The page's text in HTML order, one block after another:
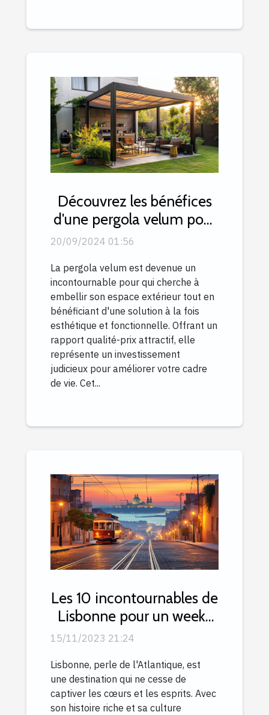
Découvrez les bénéfices
d'une pergola velum pour
le rapport qualité-prix
20/09/2024 01:56
La pergola velum est devenue un
incontournable pour qui cherche à
embellir son espace extérieur tout en
bénéficiant d'une solution à la fois
esthétique et fonctionnelle. Offrant un
rapport qualité-prix attractif, elle
représente un investissement
judicieux pour améliorer votre cadre
de vie. Cet...
Les 10 incontournables de
Lisbonne pour un week-
end inoubliable
15/11/2023 21:24
Lisbonne, perle de l'Atlantique, est
une destination qui ne cesse de
captiver les cœurs et les esprits. Avec
son histoire riche et sa culture